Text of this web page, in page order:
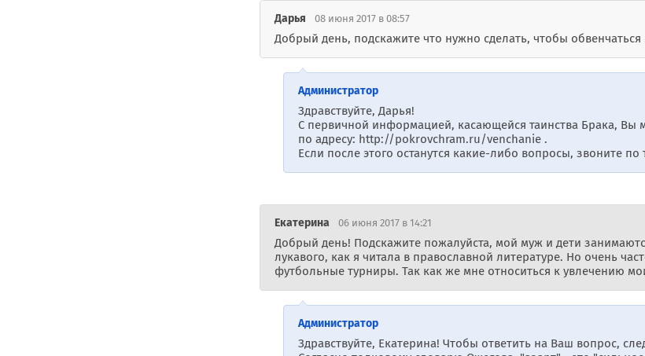
Дарья 08 июня 2017 в 08:57
Добрый день, подскажите что нужно сделать, чтобы
Администратор
Здравствуйте, Дарья!
С первичной информацией, касающейся таинства Брака, Вы
по адресу: http://pokrovchram.ru/venchanie .
Если после этого останутся какие-либо вопросы, звоните
Екатерина 06 июня 2017 в 14:21
Добрый день! Подскажите пожалуйста, мой муж и дети
лукавого, как я читала в православной литературе. Но очень
футбольные турниры. Так как же мне относиться к увлечению
Администратор
Здравствуйте, Екатерина! Чтобы ответить на Ваш вопрос,